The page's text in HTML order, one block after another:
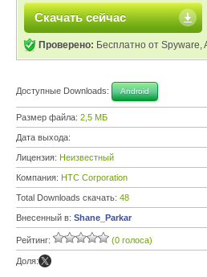
Скачать сейчас
Проверено: Бесплатно от Spyware,
Доступные Downloads: Android
Размер файла: 2,5 МБ
Дата выхода:
Лицензия: Неизвестный
Компания: HTC Corporation
Total Downloads скачать: 48
Внесенный в: Shane_Parkar
Рейтинг: (0 голоса)
Доля: